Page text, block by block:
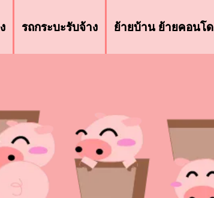
รถกระบะรับจ้าง ย้ายบ้าน ย้ายคอนโด